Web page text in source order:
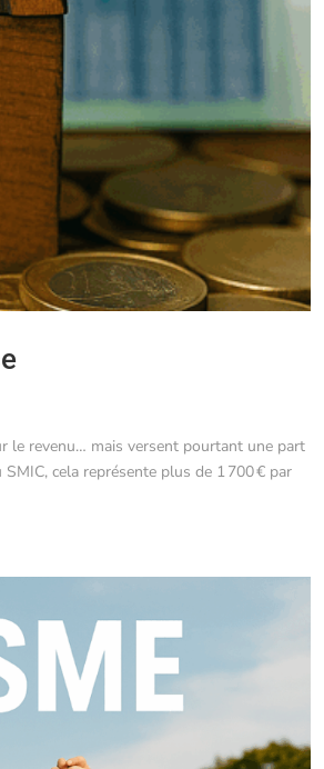
le revenu… mais versent pourtant une part
cela représente plus de 1 700 € par